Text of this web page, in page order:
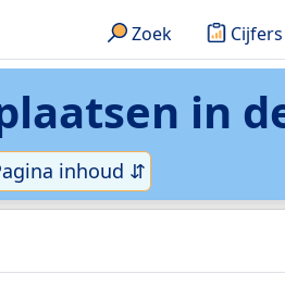
Zoek Cijfers
in
inhoud ⇵